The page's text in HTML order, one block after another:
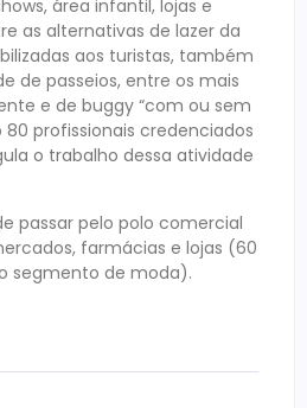
área infantil, lojas e
as alternativas de lazer da
aos turistas, também
de passeios, entre os mais
e de buggy “com ou sem
80 profissionais credenciados
o trabalho dessa atividade
passar pelo polo comercial
farmácias e lojas (60
segmento de moda).